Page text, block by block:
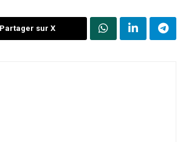
Partager sur X